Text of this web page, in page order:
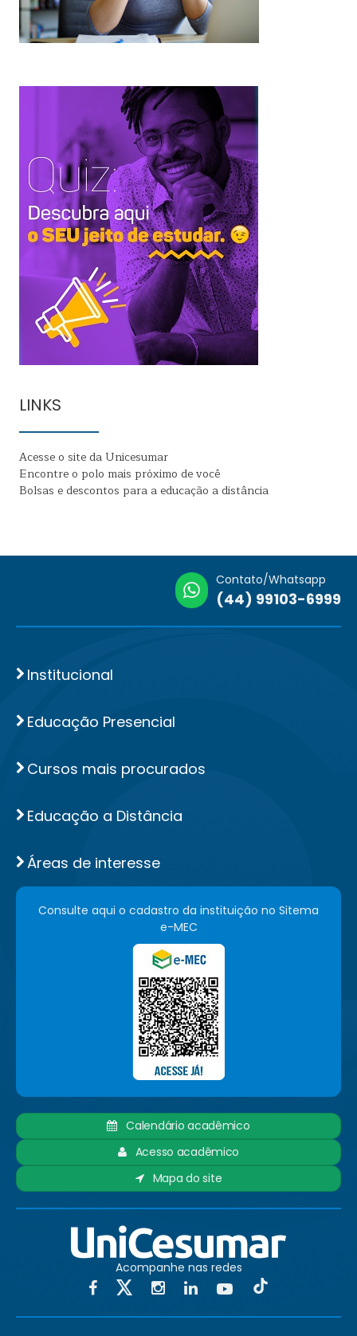
LINKS
Acesse o site da Unicesumar
Encontre o polo mais próximo de você
Bolsas e descontos para a educação a distância
Contato/Whatsapp
(44) 99103-6999
Institucional
Educação Presencial
Cursos mais procurados
Educação a Distância
Áreas de interesse
Consulte aqui o cadastro da instituição no Sitema
e-MEC
Calendário acadêmico
Acesso acadêmico
Mapa do site
Acompanhe nas redes